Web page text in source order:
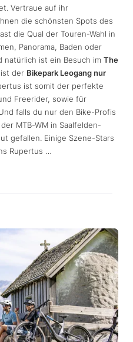
Vertraue auf ihr
die schönsten Spots des
die Qual der Touren-Wahl in
Panorama, Baden oder
natürlich ist ein Besuch im The
der Bikepark Leogang nur
ist somit der perfekte
Freerider, sowie für
falls du nur den Bike-Profis
MTB-WM in Saalfelden-
gefallen. Einige Szene-Stars
Rupertus …